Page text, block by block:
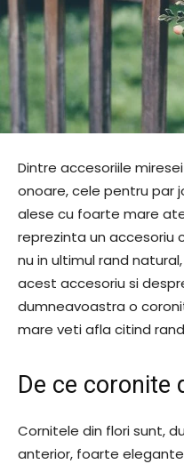
Dintre accesoriile
onoare, cele pentru par
alese cu foarte mare
reprezinta un accesoriu
nu in ultimul rand
acest accesoriu si
dumneavoastra o
mare veti afla citind
De ce coronite
Cornitele din flori sunt,
anterior, foarte